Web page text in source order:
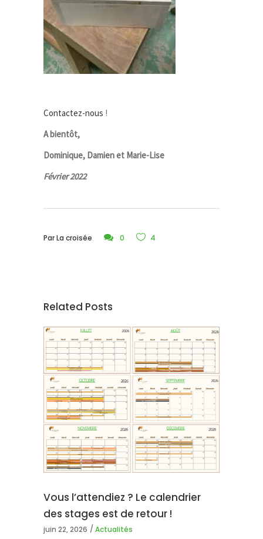
Contactez-nous !
A bientôt,
Dominique, Damien et Marie-Lise
Février 2022
ParLa croisée 0 4
Related Posts
Vous l’attendiez ? Le calendrier
des stages est de retour !
juin 22, 2026 Actualités